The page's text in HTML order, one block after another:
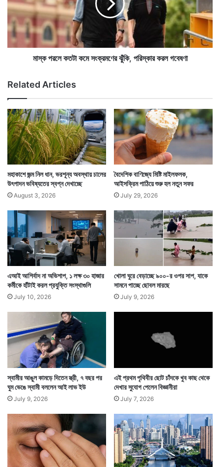
দেখা গেছে ২০২০ সালের মে মাস থেকে ২০২১ সালের নভেম্বরের
মধ্যে এই ৪টি গ্রাম গজিয়ে উঠেছে। প্রায় ১০০ কিলোমিটার
এলাকা জুড়ে এই ৪টি গ্রাম নির্মাণ করা হয়েছে।
এমনিতেই চিনের সঙ্গে সীমান্ত নিয়ে ভুটানের একটা বাদানুবাদ লেগে
থাকে। চিন তাদের জমি দখলের চেষ্টা করছে বলে এর আগেও ভুটান
অভিযোগ জানিয়ে এসেছে। এবার ঠিক সেটাই করল চিন। ভারতের
জমি দখল করতে না পেরে এবার ভুটানের জমিতে ঢুকে পড়ল তারা।
প্রসঙ্গত ২০১৭ সালেই ডোকলামে চিন পরিকাঠামো তৈরির চেষ্টা
করেছিল। তখনই ভারত প্রতিবাদ জানিয়েছিল। তারপর থেকে
ষ
ণ
কে
কে
অ
ব
হে
লা
ন
য়
লে
ক
ত
ক
ম
ণে
র
ঝুঁ
কি
,
প
রি
স্কা
র
ক
ল
বে
ষ
ণা
মাস্ক পরলে কতটা কমে সংক্রমণের ঝুঁকি, পরিস্কার করল গবেষণা
Related Articles
মহাকাশে জন্ম নিল ধান, ভরশূন্য অবস্থায় চালের
উৎপাদন ভবিষ্যতের স্বপ্ন দেখাচ্ছে
August 3, 2026
বৈদেশিক বাণিজ্যে মিষ্টি মাইলফলক,
আইসক্রিম পাঠিয়ে শুরু হল নতুন সফর
July 29, 2026
এআই আশির্বাদ না অভিশাপ, ১ লক্ষ ৩০ হাজার
কর্মীকে হাঁটাই করল প্রযুক্তি সংস্থাগুলি
July 10, 2026
খোলা ঘুরে বেড়াচ্ছে ৯০০-র ওপর সাপ, যাকে
সামনে পাচ্ছে ছোবল মারছে
July 9, 2026
স্বামীর আঙুল কামড়ে দিতেন স্ত্রী, ৭ বছর পর
ঘুম ভেঙে স্বামী বললেন আই লাভ ইউ
July 9, 2026
এই প্রথম পৃথিবীর ছোট চাঁদকে খুব কাছ থেকে
দেখার সুযোগ পেলেন বিজ্ঞানীরা
July 7, 2026